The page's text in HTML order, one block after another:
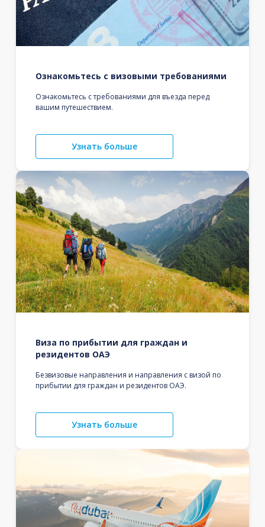
Ознакомьтесь с визовыми требованиями
Ознакомьтесь с требованиями для въезда перед
вашим путешествием.
Узнать больше
Виза по прибытии для граждан и
резидентов ОАЭ
Безвизовые направления и направления с визой по
прибытии для граждан и резидентов ОАЭ.
Узнать больше